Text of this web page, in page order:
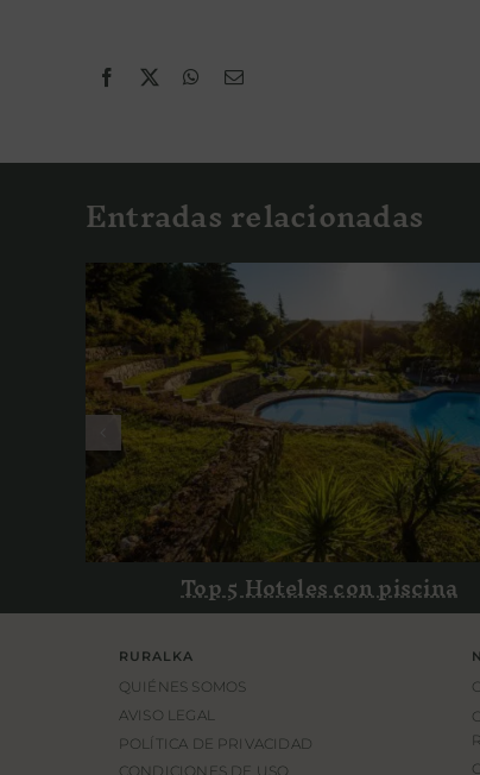
Entradas relacionadas
Top 5 Hoteles con piscina
Top 5 Hoteles con piscina
RURALKA
QUIÉNES SOMOS
AVISO LEGAL
POLÍTICA DE PRIVACIDAD
CONDICIONES DE USO